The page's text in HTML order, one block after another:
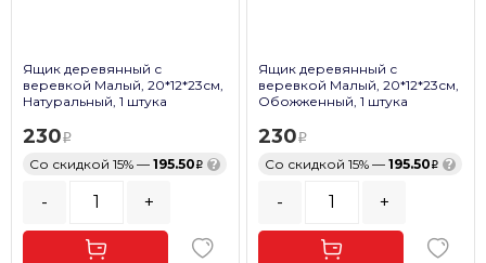
Ящик деревянный с
веревкой Малый, 20*12*23см,
Натуральный, 1 штука
230
Со скидкой 15% — 195.50 ?
- +
Ящик деревянный с
веревкой Малый, 20*12*23см,
Обожженный, 1 штука
230
Со скидкой 15% — 195.50 ?
- +